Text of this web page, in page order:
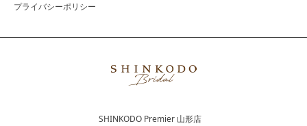
プライバシーポリシー
SHINKODO Premier 山形店